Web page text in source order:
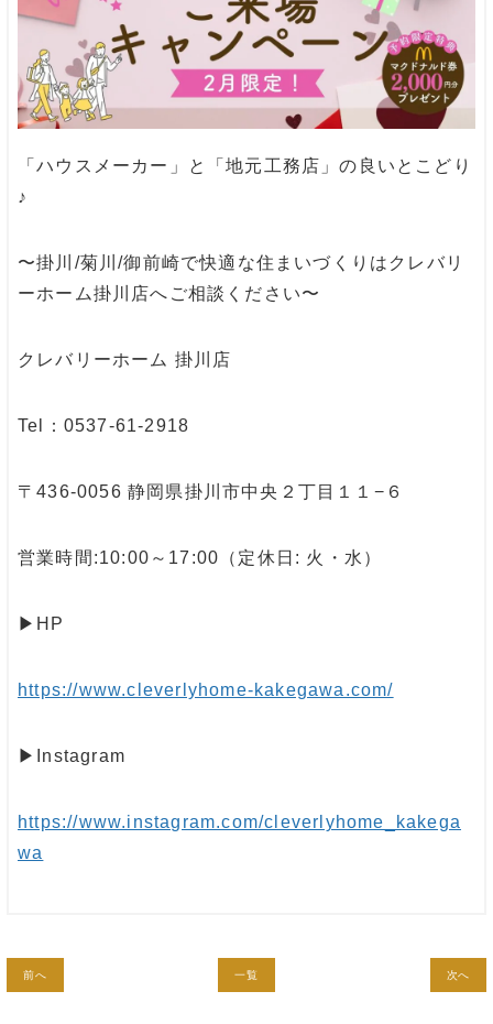
「ハウスメーカー」と「地元工務店」の良いとこどり
♪
〜掛川/菊川/御前崎で快適な住まいづくりはクレバリ
ーホーム掛川店へご相談ください〜
クレバリーホーム 掛川店
Tel：0537-61-2918
〒436-0056 静岡県掛川市中央２丁目１１−６
営業時間:10:00～17:00（定休日: 火・水）
▶︎HP
https://www.cleverlyhome-kakegawa.com/
▶︎Instagram
https://www.instagram.com/cleverlyhome_kakega
wa
前へ 一覧 次へ